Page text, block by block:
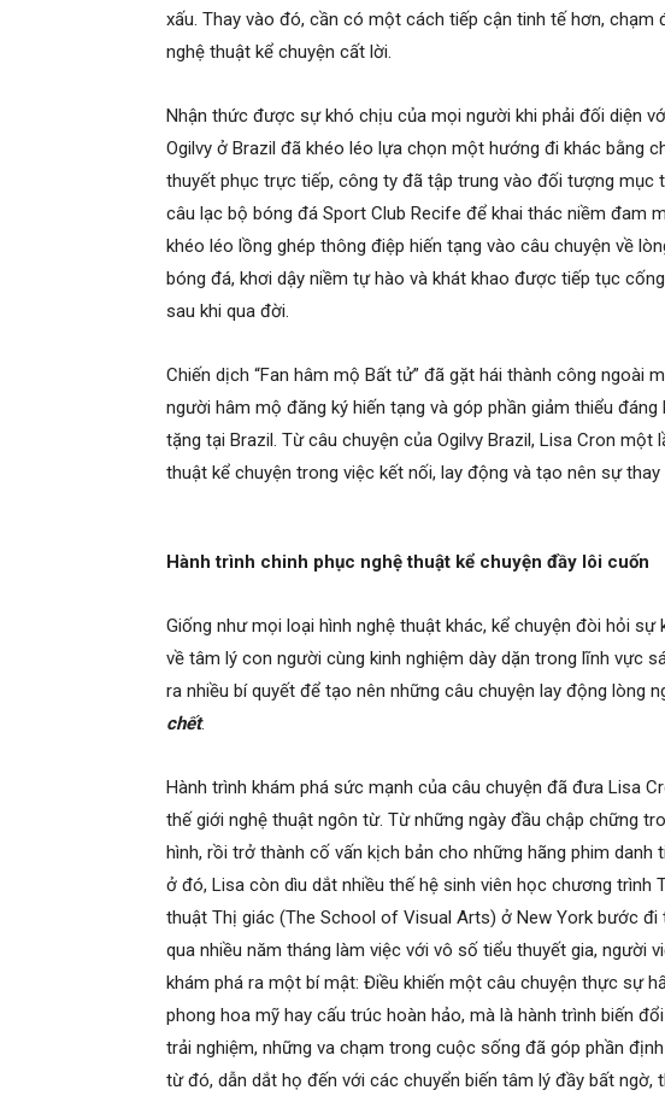
xấu. Thay vào đó, cần có một cách tiếp cận tinh tế hơn, chạm
nghệ thuật kể chuyện cất lời.
Nhận thức được sự khó chịu của mọi người khi phải đối diện
Ogilvy ở Brazil đã khéo léo lựa chọn một hướng đi khác bằng
thuyết phục trực tiếp, công ty đã tập trung vào đối tượng mục
câu lạc bộ bóng đá Sport Club Recife để khai thác niềm đam
khéo léo lồng ghép thông điệp hiến tạng vào câu chuyện về
bóng đá, khơi dậy niềm tự hào và khát khao được tiếp tục
sau khi qua đời.
Chiến dịch “Fan hâm mộ Bất tử” đã gặt hái thành công ngoài
người hâm mộ đăng ký hiến tạng và góp phần giảm thiểu
tặng tại Brazil. Từ câu chuyện của Ogilvy Brazil, Lisa Cron
thuật kể chuyện trong việc kết nối, lay động và tạo nên sự thay
Hành trình chinh phục nghệ thuật kể chuyện đầy lôi cuốn
Giống như mọi loại hình nghệ thuật khác, kể chuyện đòi hỏi
về tâm lý con người cùng kinh nghiệm dày dặn trong lĩnh vực
ra nhiều bí quyết để tạo nên những câu chuyện lay động lòng
chết.
Hành trình khám phá sức mạnh của câu chuyện đã đưa Lisa
thế giới nghệ thuật ngôn từ. Từ những ngày đầu chập chững
hình, rồi trở thành cố vấn kịch bản cho những hãng phim danh
ở đó, Lisa còn dìu dắt nhiều thế hệ sinh viên học chương trình
thuật Thị giác (The School of Visual Arts) ở New York bước đi
qua nhiều năm tháng làm việc với vô số tiểu thuyết gia, người
khám phá ra một bí mật: Điều khiến một câu chuyện thực sự
phong hoa mỹ hay cấu trúc hoàn hảo, mà là hành trình biến
trải nghiệm, những va chạm trong cuộc sống đã góp phần
từ đó, dẫn dắt họ đến với các chuyển biến tâm lý đầy bất ngờ,